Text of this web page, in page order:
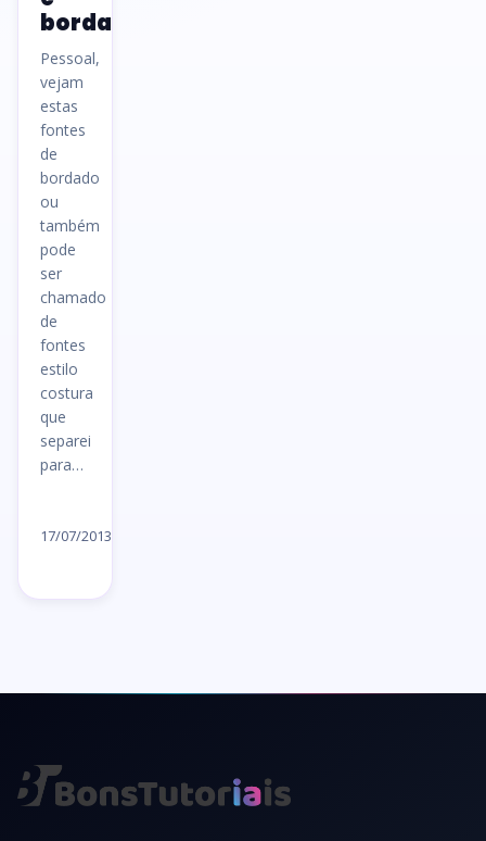
bordar
Pessoal,
vejam
estas
fontes
de
bordado
ou
também
pode
ser
chamado
de
fontes
estilo
costura
que
separei
para…
17/07/2013